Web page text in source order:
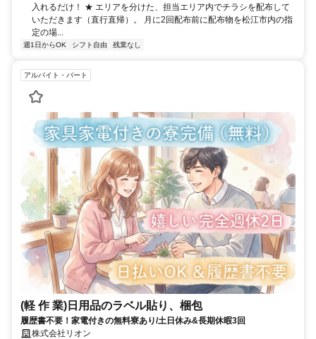
入れるだけ！ ★ エリアを分けた、担当エリア内でチラシを配布して
いただきます（直行直帰）。 月に2回配布前に配布物を松江市内の指
定の場...
週1日からOK シフト自由 残業なし
アルバイト・パート
(軽 作 業)日用品のラベル貼り、梱包
履歴書不要！家電付きの無料寮あり/土日休み&長期休暇3回
株式会社リオン